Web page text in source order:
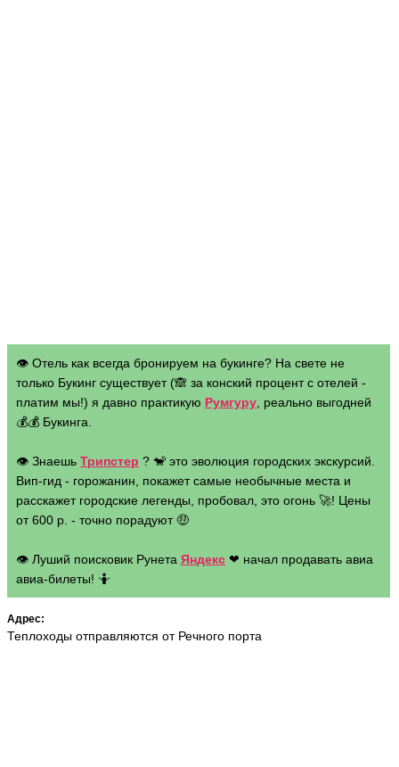
👁 Отель как всегда бронируем на букинге? На свете не
только Букинг существует (🙈 за конский процент с отелей -
платим мы!) я давно практикую Румгуру , реально выгодней
💰💰 Букинга.
👁 Знаешь Трипстер ? 🐒 это эволюция городских экскурсий.
Вип-гид - горожанин, покажет самые необычные места и
расскажет городские легенды, пробовал, это огонь 🚀! Цены
от 600 р. - точно порадуют 🤑
👁 Луший поисковик Рунета Яндекс ❤ начал продавать авиа
авиа-билеты! 🤷
Адрес:
Теплоходы отправляются от Речного порта